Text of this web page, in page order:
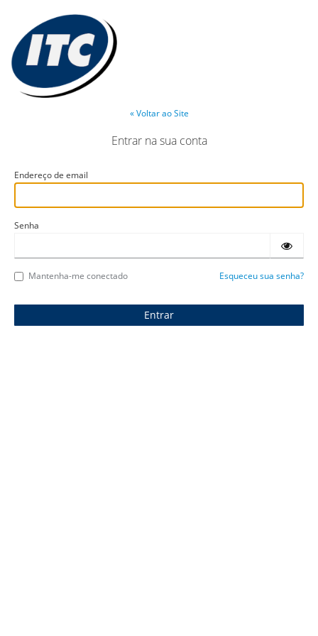
« Voltar ao Site
Entrar na sua conta
Endereço de email
Senha
Mantenha-me conectado Esqueceu sua senha?